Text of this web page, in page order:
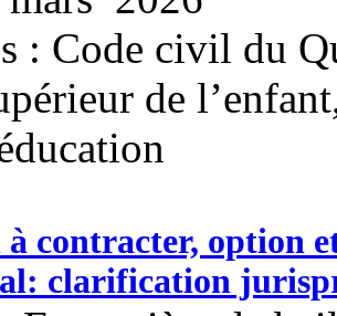
: Code civil du
de
contracter, option
clarification